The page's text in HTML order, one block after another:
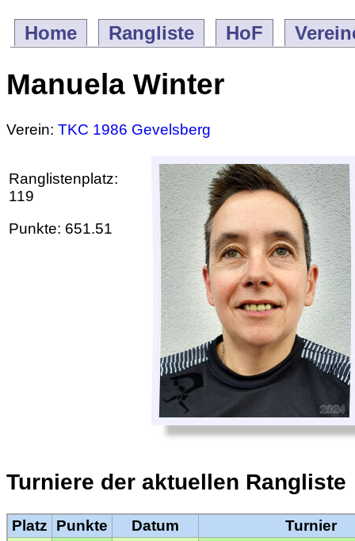
Home Rangliste HoF
Manuela Winter
Verein: TKC 1986 Gevelsberg
Ranglistenplatz:
119
Punkte: 651.51
Turniere der aktuellen Rangliste
Platz Punkte Datum
Turnier